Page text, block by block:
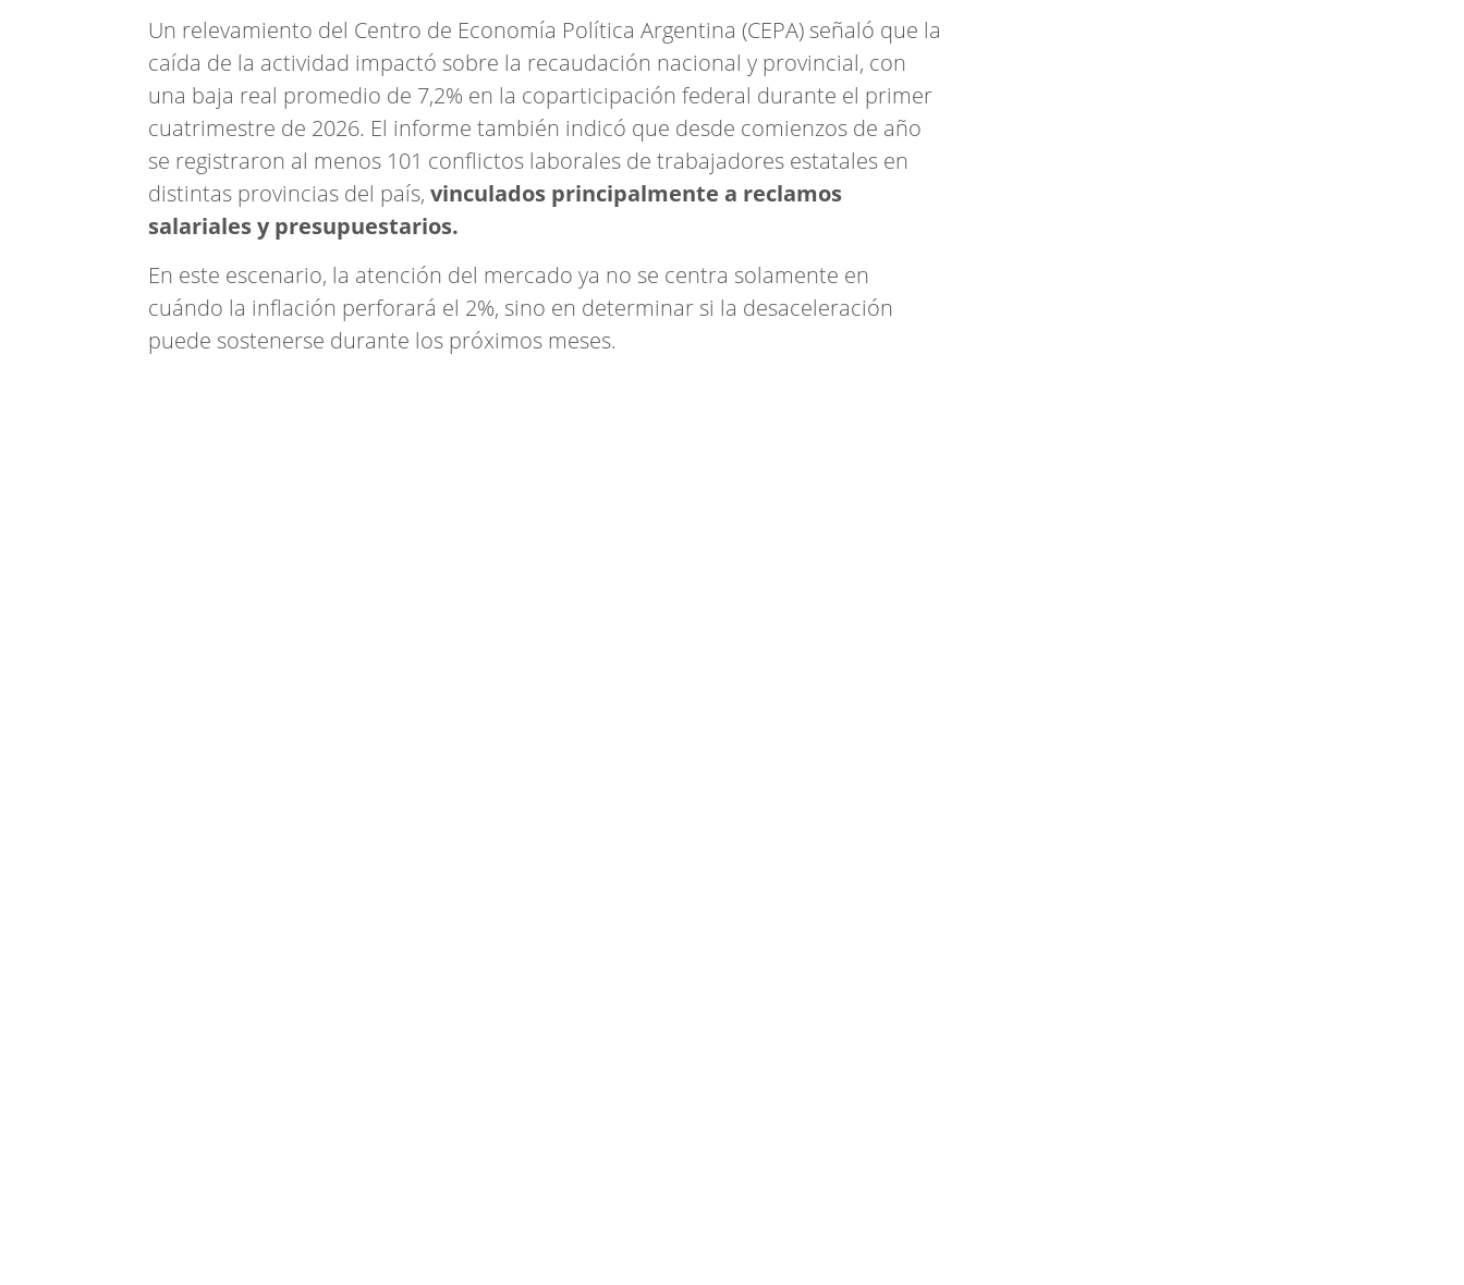
Un relevamiento del Centro de Economía Política Argentina (CEPA) señaló que la
caída de la actividad impactó sobre la recaudación nacional y provincial, con
una baja real promedio de 7,2% en la coparticipación federal durante el primer
cuatrimestre de 2026. El informe también indicó que desde comienzos de año
se registraron al menos 101 conflictos laborales de trabajadores estatales en
distintas provincias del país, vinculados principalmente a reclamos
salariales y presupuestarios.
En este escenario, la atención del mercado ya no se centra solamente en
cuándo la inflación perforará el 2%, sino en determinar si la desaceleración
puede sostenerse durante los próximos meses.